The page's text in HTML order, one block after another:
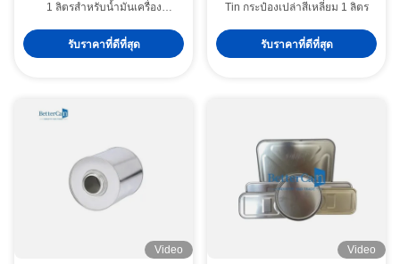
1 ลิตรสำหรับน้ำมันเครื่อง
รับราคาที่ดีที่สุด
Tin กระป๋องเปล่าสีเหลี่ยม 1 ลิตร
รับราคาที่ดีที่สุด
Video Video